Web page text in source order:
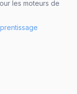
les moteurs de